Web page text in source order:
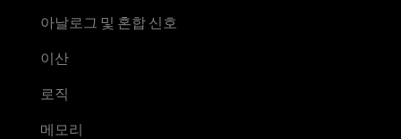
아날로그 및 혼합 신호
이산
로직
메모리